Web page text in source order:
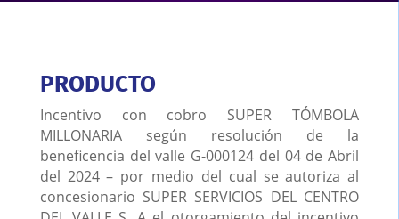
PRODUCTO
Incentivo con cobro SUPER TÓMBOLA
MILLONARIA según resolución de la
beneficencia del valle G-000124 del 04 de Abril
del 2024 – por medio del cual se autoriza al
concesionario SUPER SERVICIOS DEL CENTRO